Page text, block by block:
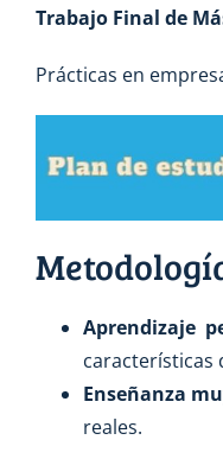
Trabajo Final de
Prácticas en
Aprendizaje
características
Enseñanza
reales.